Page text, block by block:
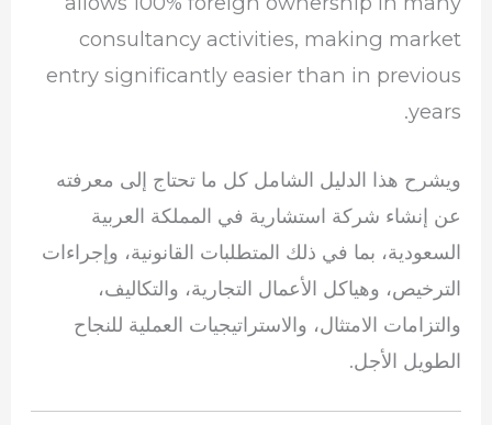
consultancy activities, making market
entry significantly easier than in previous
years.
ويشرح هذا الدليل الشامل كل ما تحتاج إلى معرفته
عن إنشاء شركة استشارية في المملكة العربية
السعودية، بما في ذلك المتطلبات القانونية، وإجراءات
الترخيص، وهياكل الأعمال التجارية، والتكاليف،
والتزامات الامتثال، والاستراتيجيات العملية للنجاح
الطويل الأجل.